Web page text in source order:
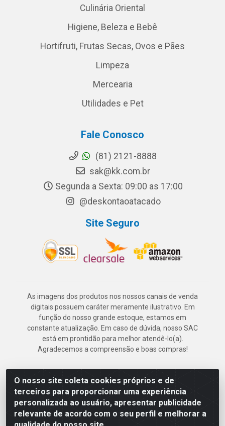
O nosso site coleta cookies próprios e de
terceiros para proporcionar uma experiência
personalizada ao usuário, apresentar publicidade
relevante de acordo com o seu perfil e melhorar a
Culinária Oriental
Higiene, Beleza e Bebê
Hortifruti, Frutas Secas, Ovos e Pães
Limpeza
Mercearia
Utilidades e Pet
Fale Conosco
(81) 2121-8888
sak@kk.com.br
Segunda a Sexta: 09:00 as 17:00
@deskontaoatacado
Site Seguro
As imagens dos produtos nos nossos canais de venda
digitais possuem caráter meramente ilustrativo. Em
função do nosso grande estoque, estamos em
constante atualização. Em caso de dúvida, nosso SAC
está em prontidão para melhor atendê-lo(a).
Agradecemos a compreensão e boas compras!
Deskontão Atacado - Av. Marechal Mascarenhas de Morais, 2471 -
Imbiribeira - Recife/PE - CEP 51.150-001 - CNPJ 24.150.377/0003-
57